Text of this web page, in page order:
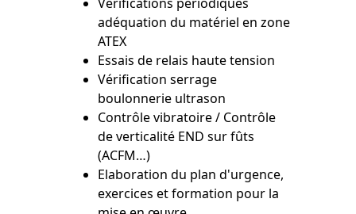
adéquation du matériel en zone
ATEX
Essais de relais haute tension
Vérification serrage
boulonnerie ultrason
Contrôle vibratoire / Contrôle
de verticalité END sur fûts
(ACFM…)
Elaboration du plan d'urgence,
exercices et formation pour la